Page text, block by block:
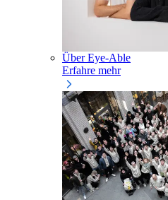
Über Eye-Able
Erfahre mehr